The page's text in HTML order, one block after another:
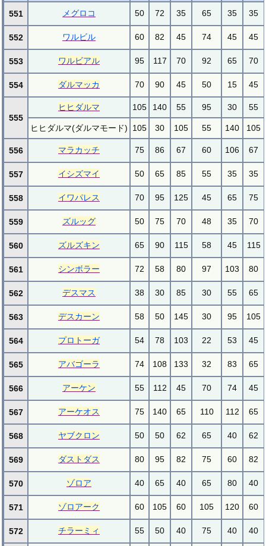
551 メグロコ 50 72 35 65 35 35
552 ワルビル 60 82 45 74 45 45
553 ワルビアル 95 117 70 92 65 70
554 ダルマッカ 70 90 45 50 15 45
555
ヒヒダルマ 105 140 55 95 30 55
ヒヒダルマ(ダルマモード) 105 30 105 55 140 105
556 マラカッチ 75 86 67 60 106 67
557 イシズマイ 50 65 85 55 35 35
558 イワパレス 70 95 125 45 65 75
559 ズルッグ 50 75 70 48 35 70
560 ズルズキン 65 90 115 58 45 115
561 シンボラー 72 58 80 97 103 80
562 デスマス 38 30 85 30 55 65
563 デスカーン 58 50 145 30 95 105
564 プロトーガ 54 78 103 22 53 45
565 アバゴーラ 74 108 133 32 83 65
566 アーケン 55 112 45 70 74 45
567 アーケオス 75 140 65 110 112 65
568 ヤブクロン 50 50 62 65 40 62
569 ダストダス 80 95 82 75 60 82
570 ゾロア 40 65 40 65 80 40
571 ゾロアーク 60 105 60 105 120 60
572 チラーミィ 55 50 40 75 40 40